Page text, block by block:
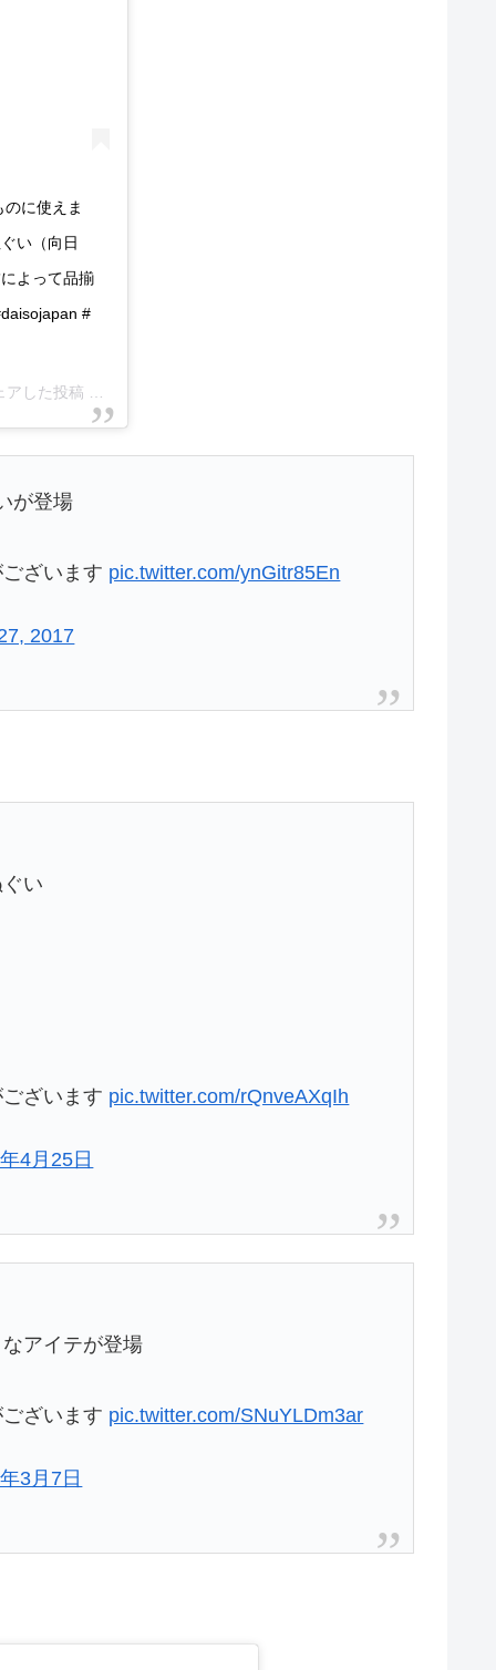
に使えま
い（向日
よって品揃
#
した投稿 –
が登場
ざいます pic.twitter.com/ynGitr85En
2017
い
ざいます pic.twitter.com/rQnveAXqIh
4月25日
アイテが登場
ざいます pic.twitter.com/SNuYLDm3ar
3月7日